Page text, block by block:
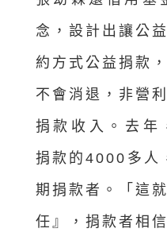
念，設計出讓公
約方式公益捐款
不會消退，非營
捐款收入。去年
捐款的4000多人
期捐款者。「這
任』，捐款者相